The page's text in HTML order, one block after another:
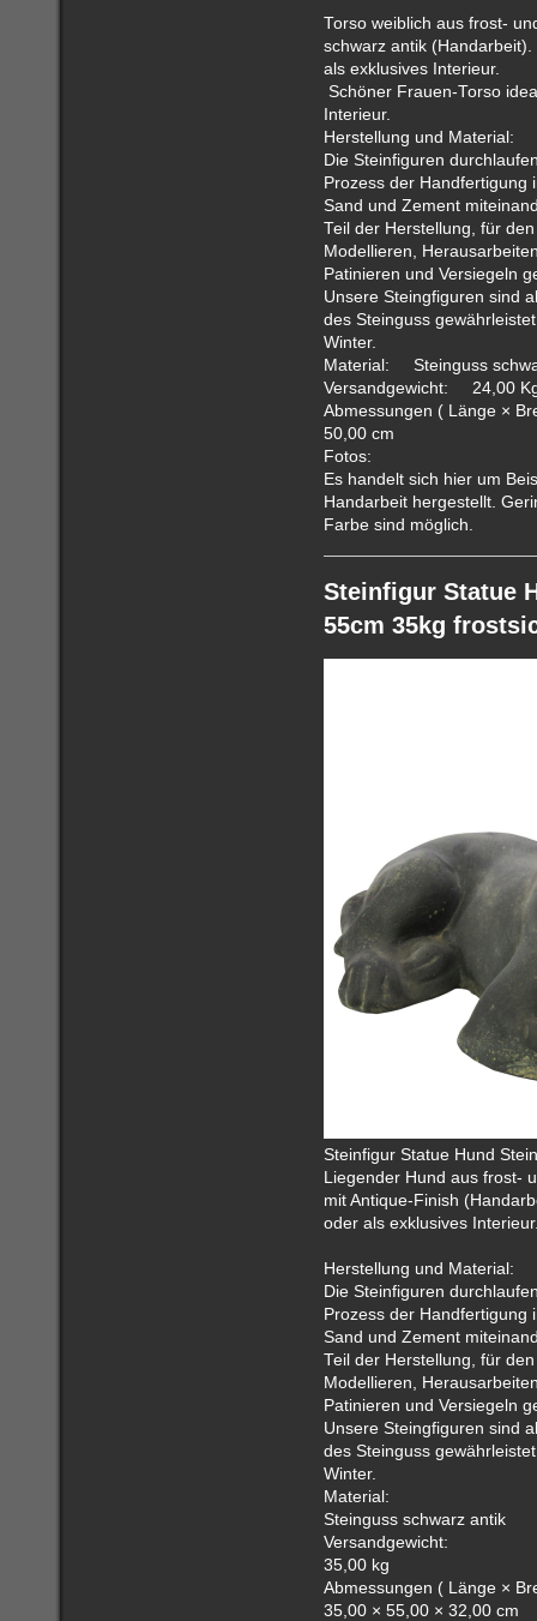
Torso weiblich aus frost-
schwarz antik
als exklusives Interieur.
Schöner Frauen-Torso
Interieur.
Herstellung und Material:
Die Steinfiguren
Prozess der Handfertigung
Sand und Zement
Teil der Herstellung, für
Modellieren,
Patinieren und Versiegeln
Unsere Steingfiguren sind
des Steinguss
Winter.
Material: Steinguss
Versandgewicht: 24,00
Abmessungen ( Länge ×
50,00 cm
Fotos:
Es handelt sich hier um
Handarbeit hergestellt.
Farbe sind möglich.
Steinfigur Statue
55cm 35kg
Steinfigur Statue Hund
Liegender Hund aus frost-
mit Antique-Finish
oder als exklusives
Herstellung und Material:
Die Steinfiguren
Prozess der Handfertigung
Sand und Zement
Teil der Herstellung, für
Modellieren,
Patinieren und Versiegeln
Unsere Steingfiguren sind
des Steinguss
Winter.
Material:
Steinguss schwarz antik
Versandgewicht:
35,00 kg
Abmessungen ( Länge ×
35,00 × 55,00 × 32,00 cm